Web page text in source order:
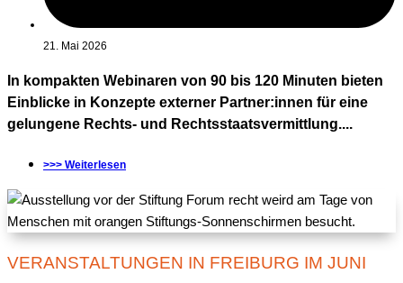
21. Mai 2026
In kompakten Webinaren von 90 bis 120 Minuten bieten
Einblicke in Konzepte externer Partner:innen für eine
gelungene Rechts- und Rechtsstaatsvermittlung....
>>> Weiterlesen
VERANSTALTUNGEN IN FREIBURG IM JUNI